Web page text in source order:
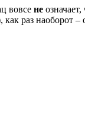
вовсе не
раз наоборот